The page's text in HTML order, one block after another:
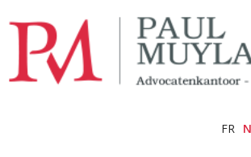
main
content
FR